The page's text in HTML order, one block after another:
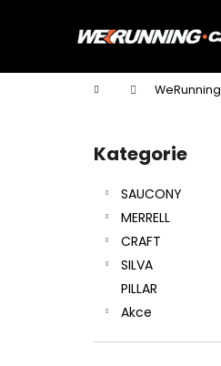
Domů WeRunning
Přeskočit
kategorie
Kategorie
SAUCONY
MERRELL
CRAFT
SILVA
PILLAR
Akce
í
Zpět
do
Zpět
do